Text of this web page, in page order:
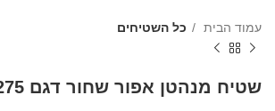
עמוד הבית כל השטיחים
שטיח מנהטן אפור שחור דגם 275